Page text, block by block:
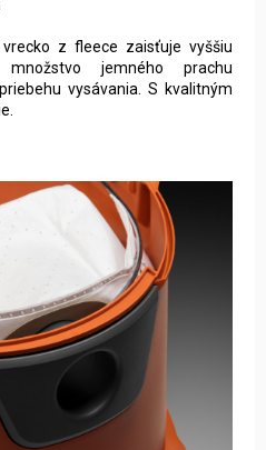
z fleece zaisťuje vyššiu
jemného prachu
vysávania. S kvalitným